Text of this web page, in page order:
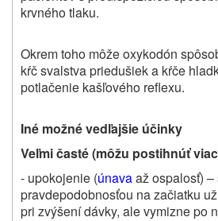
krvného tlaku.
Okrem toho môže oxykodón
kŕč svalstva priedušiek a kŕče
potlačenie kašľového reflexu.
Iné možné vedľajšie účinky
Veľmi časté (môžu postihnúť
- upokojenie (únavaaž ospalosť)
pravdepodobnosťou na začiatku
pri zvýšení dávky, ale vymizne po